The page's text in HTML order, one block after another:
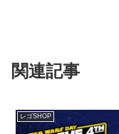
関連記事
レゴSHOP